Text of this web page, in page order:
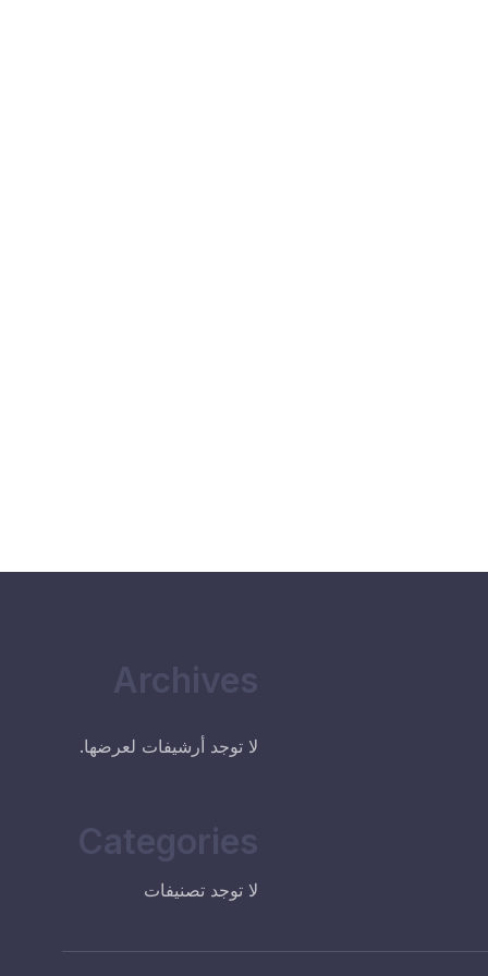
Archives
لا توجد أرشيفات لعرضها.
Categories
لا توجد تصنيفات